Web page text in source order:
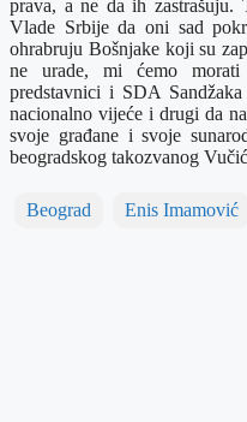
prava, a ne da ih zastrašuju.
Vlade Srbije da oni sad
ohrabruju Bošnjake koji su
ne urade, mi ćemo morati
predstavnici i SDA
nacionalno vijeće i drugi da
svoje građane i svoje
beogradskog takozvanog
Beograd Enis Imamović